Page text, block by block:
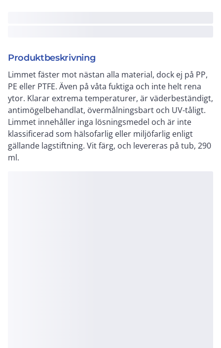
Produktbeskrivning
Limmet fäster mot nästan alla material, dock ej på PP,
PE eller PTFE. Även på våta fuktiga och inte helt rena
ytor. Klarar extrema temperaturer, är väderbeständigt,
antimögelbehandlat, övermålningsbart och UV-tåligt.
Limmet innehåller inga lösningsmedel och är inte
klassificerad som hälsofarlig eller miljöfarlig enligt
gällande lagstiftning. Vit färg, och levereras på tub, 290
ml.